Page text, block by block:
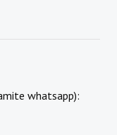
whatsapp):